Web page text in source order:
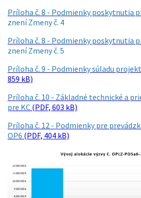
Príloha č. 8 - Podmienky poskytnutia
znení Zmeny č. 4
Príloha č. 8 - Podmienky poskytnutia
znení Zmeny č. 5
Príloha č. 9 - Podmienky súladu
859 kB)
Príloha č. 10 - Základné technické a
pre KC (PDF, 603 kB)
Príloha č. 12 - Podmienky pre
OP6 (PDF, 404 kB)